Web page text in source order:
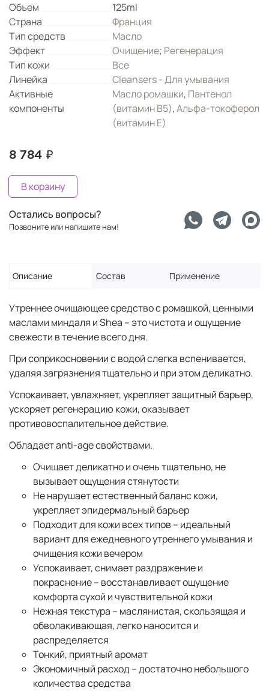
Объем
125ml
Страна
Франция
Тип средств
Масло
Эффект
Очищение; Регенерация
Тип кожи
Все
Линейка
Cleansers - Для умывания
Активные
компоненты
Масло ромашки, Пантенол
(витамин B5),Альфа-токоферол
(витамин Е)
8 784 ₽
В корзину
Остались вопросы?
Позвоните или напишите нам!
Описание Состав Применение
Утреннее очищающее средство с ромашкой, ценными
маслами миндаля и Shea – это чистота и ощущение
свежести в течение всего дня.
При соприкосновении с водой слегка вспенивается,
удаляя загрязнения тщательно и при этом деликатно.
Успокаивает, увлажняет, укрепляет защитный барьер,
ускоряет регенерацию кожи, оказывает
противовоспалительное действие.
Обладает anti-age свойствами.
Очищает деликатно и очень тщательно, не
вызывает ощущения стянутости
Не нарушает естественный баланс кожи,
укрепляет эпидермальный барьер
Подходит для кожи всех типов – идеальный
вариант для ежедневного утреннего умывания и
очищения кожи вечером
Успокаивает, снимает раздражение и
покраснение – восстанавливает ощущение
комфорта сухой и чувствительной кожи
Нежная текстура – маслянистая, скользящая и
обволакивающая, легко наносится и
распределяется
Тонкий, приятный аромат
Экономичный расход – достаточно небольшого
количества средства